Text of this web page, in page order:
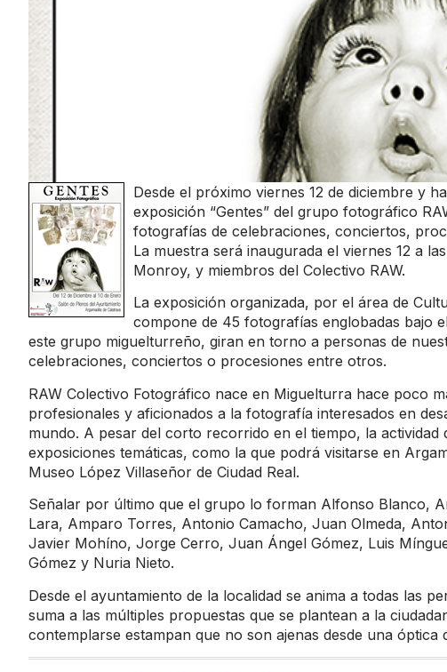
Desde el próximo viernes 12 de diciembre y
exposición “Gentes” del grupo fotográfico
fotografías de celebraciones, conciertos,
La muestra será inaugurada el viernes 12 a
Monroy, y miembros del Colectivo RAW.
La exposición organizada, por el área de
compone de 45 fotografías englobadas bajo
este grupo miguelturreño, giran en torno a personas de
celebraciones, conciertos o procesiones entre otros.
RAW Colectivo Fotográfico nace en Miguelturra hace poco
profesionales y aficionados a la fotografía interesados en
mundo. A pesar del corto recorrido en el tiempo, la
exposiciones temáticas, como la que podrá visitarse en
Museo López Villaseñor de Ciudad Real.
Señalar por último que el grupo lo forman Alfonso Blanco,
Lara, Amparo Torres, Antonio Camacho, Juan Olmeda,
Javier Mohíno, Jorge Cerro, Juan Ángel Gómez, Luis
Gómez y Nuria Nieto.
Desde el ayuntamiento de la localidad se anima a todas las
suma a las múltiples propuestas que se plantean a la
contemplarse estampan que no son ajenas desde una óptica